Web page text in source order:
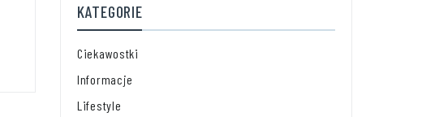
KATEGORIE
Ciekawostki
Informacje
Lifestyle